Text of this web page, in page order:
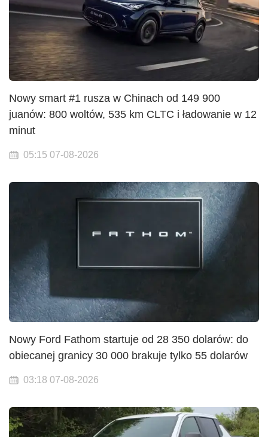
Nowy smart #1 rusza w Chinach od 149 900
juanów: 800 woltów, 535 km CLTC i ładowanie w 12
minut
05:15 07-08-2026
Nowy Ford Fathom startuje od 28 350 dolarów: do
obiecanej granicy 30 000 brakuje tylko 55 dolarów
03:18 07-08-2026